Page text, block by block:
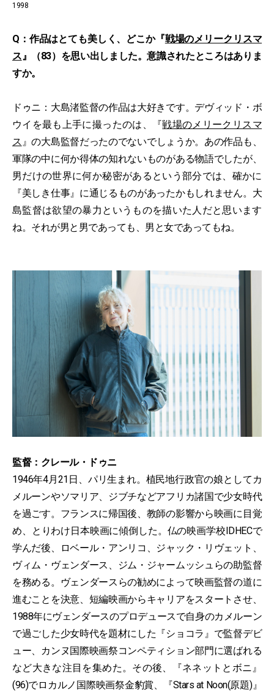
1998
Q：作品はとても美しく、どこか『戦場のメリークリスマ
ス 』（83）を思い出しました。意識されたところはありま
すか。
ドゥニ：大島渚監督の作品は大好きです。デヴィッド・ボ
ウイを最も上手に撮ったのは、『戦場のメリークリスマ
ス 』の大島監督だったのでないでしょうか。あの作品も、
軍隊の中に何か得体の知れないものがある物語でしたが、
男だけの世界に何か秘密があるという部分では、確かに
『美しき仕事』に通じるものがあったかもしれません。大
島監督は欲望の暴力というものを描いた人だと思います
ね。それが男と男であっても、男と女であってもね。
監督：クレール・ドゥニ
1946年4月21日、パリ生まれ。植民地行政官の娘としてカ
メルーンやソマリア、ジブチなどアフリカ諸国で少女時代
を過ごす。フランスに帰国後、教師の影響から映画に目覚
め、とりわけ日本映画に傾倒した。仏の映画学校IDHECで
学んだ後、ロベール・アンリコ、ジャック・リヴェット、
ヴィム・ヴェンダース、ジム・ジャームッシュらの助監督
を務める。ヴェンダースらの勧めによって映画監督の道に
進むことを決意、短編映画からキャリアをスタートさせ、
1988年にヴェンダースのプロデュースで自身のカメルーン
で過ごした少女時代を題材にした『ショコラ』で監督デビ
ュー、カンヌ国際映画祭コンペティション部門に選ばれる
など大きな注目を集めた。その後、『ネネットとボニ』
(96)でロカルノ国際映画祭金豹賞、『Stars at Noon(原題)』